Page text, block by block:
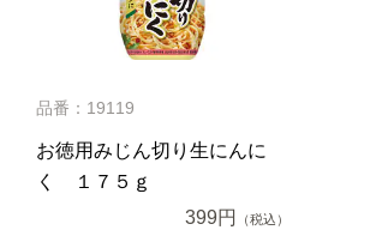
品番：19119
お徳用みじん切り生にんに
く １７５ｇ
399円
（税込）